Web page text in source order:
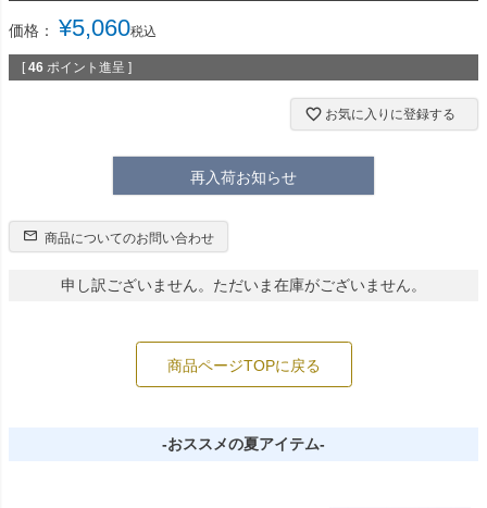
価格： ¥5,060税込
[ 46 ポイント進呈 ]
お気に入りに登録する
再入荷お知らせ
商品についてのお問い合わせ
申し訳ございません。ただいま在庫がございません。
商品ページTOPに戻る
-おススメの夏アイテム-